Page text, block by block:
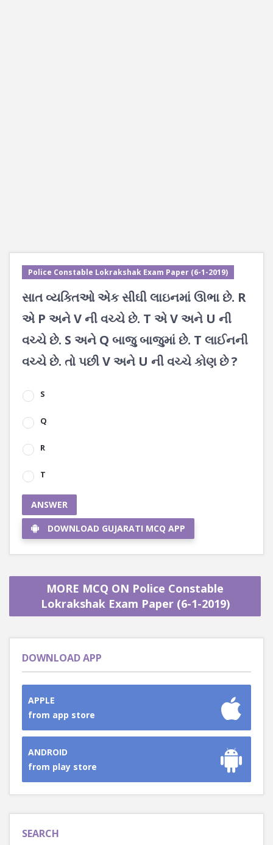
Police Constable Lokrakshak Exam Paper (6-1-2019)
સાત વ્યક્તિઓ એક સીઘી લાઇનમાં ઊભા છે. R
એ P અને V ની વચ્ચે છે. T એ V અને U ની
વચ્ચે છે. S અને Q બાજુ બાજુમાં છે. T લાઈનની
વચ્ચે છે. તો પછી V અને U ની વચ્ચે કોણ છે ?
S
Q
R
T
ANSWER
DOWNLOAD GUJARATI MCQ APP
MORE MCQ ON Police Constable
Lokrakshak Exam Paper (6-1-2019)
DOWNLOAD APP
APPLE
from app store
ANDROID
from play store
SEARCH